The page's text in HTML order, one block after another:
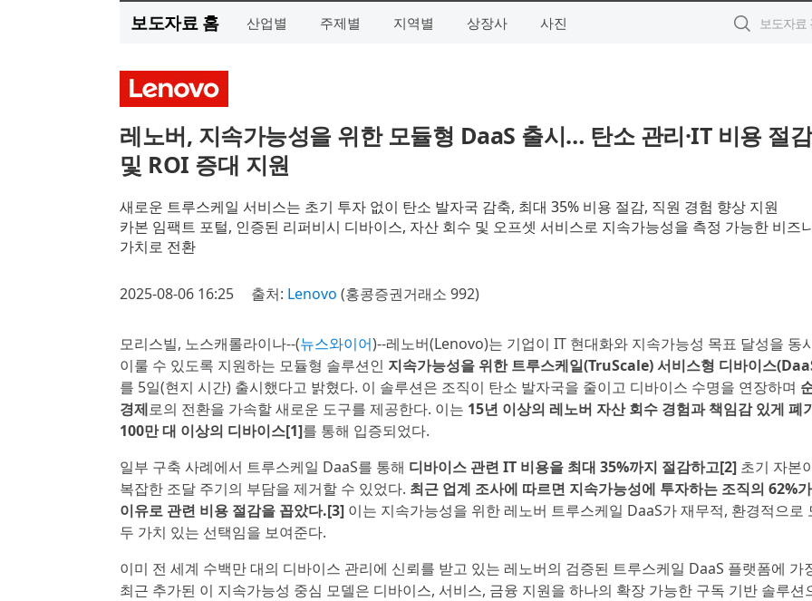
보도자료 홈 산업별 주제별 지역별 상장사 사진
레노버, 지속가능성을 위한 모듈형 DaaS 출시… 탄소 관리·IT 비용 절감
및 ROI 증대 지원
새로운 트루스케일 서비스는 초기 투자 없이 탄소 발자국 감축, 최대 35% 비용 절감, 직원 경험 향상 지원
카본 임팩트 포털, 인증된 리퍼비시 디바이스, 자산 회수 및 오프셋 서비스로 지속가능성을 측정 가능한 비즈
가치로 전환
2025-08-06 16:25 출처: Lenovo (홍콩증권거래소 992)
모리스빌, 노스캐롤라이나--(뉴스와이어)--레노버(Lenovo)는 기업이 IT 현대화와 지속가능성 목표 달성을 동
이룰 수 있도록 지원하는 모듈형 솔루션인 지속가능성을 위한 트루스케일(TruScale) 서비스형 디바이스
를 5일(현지 시간) 출시했다고 밝혔다. 이 솔루션은 조직이 탄소 발자국을 줄이고 디바이스 수명을 연장하며
경제로의 전환을 가속할 새로운 도구를 제공한다. 이는 15년 이상의 레노버 자산 회수 경험과 책임감 있게 폐
100만 대 이상의 디바이스[1]를 통해 입증되었다.
일부 구축 사례에서 트루스케일 DaaS를 통해 디바이스 관련 IT 비용을 최대 35%까지 절감하고[2] 초기 자본
복잡한 조달 주기의 부담을 제거할 수 있었다. 최근 업계 조사에 따르면 지속가능성에 투자하는 조직의 62%
이유로 관련 비용 절감을 꼽았다.[3] 이는 지속가능성을 위한 레노버 트루스케일 DaaS가 재무적, 환경적으로
두 가치 있는 선택임을 보여준다.
이미 전 세계 수백만 대의 디바이스 관리에 신뢰를 받고 있는 레노버의 검증된 트루스케일 DaaS 플랫폼에 가
최근 추가된 이 지속가능성 중심 모델은 디바이스, 서비스, 금융 지원을 하나의 확장 가능한 구독 기반 솔루션